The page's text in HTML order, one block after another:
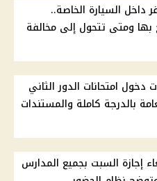
داخل السيارة الخاصة..
بها ومتى تتحول إلى مخالفة
دخول امتحانات الدور الثاني
العامة بالدرجة كاملة والمستندات
إجازة السبت بجميع المدارس